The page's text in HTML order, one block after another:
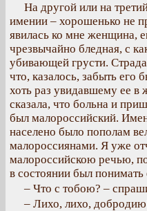
На другой или на
имении – хорошенько не
явилась ко мне женщина,
чрезвычайно бледная, с
убивающей грусти.
что, казалось, забыть его
хоть раз увидавшему ее
сказала, что больна и
был малороссийский.
населено было пополам
малороссиянами. Я уже
малороссийскою речью,
в состоянии был понимать
– Что с тобою? –
– Лихо, лихо,